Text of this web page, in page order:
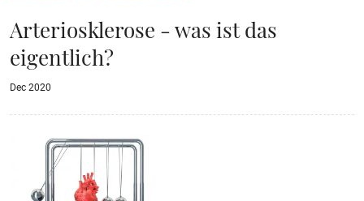
Arteriosklerose - was ist das
eigentlich?
Dec 2020